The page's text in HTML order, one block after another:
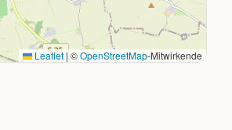
Leaflet | ©OpenStreetMap-Mitwirkende